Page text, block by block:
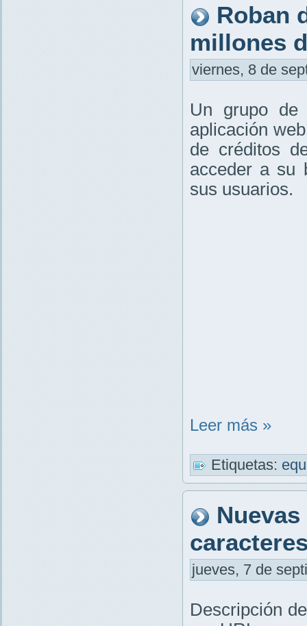
Roban
millones
viernes, 8 de
Un grupo de
aplicación
de créditos
acceder a su
sus usuarios.
Leer más »
Etiquetas:
jueves, 7 de
Descripción